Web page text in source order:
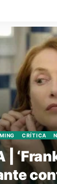
CRÍTICA
|